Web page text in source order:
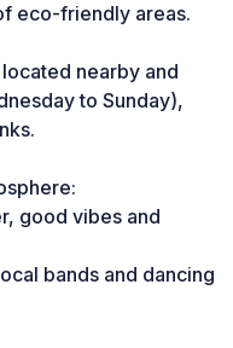
eco-friendly areas.
nearby and
to Sunday),
good vibes and
bands and dancing